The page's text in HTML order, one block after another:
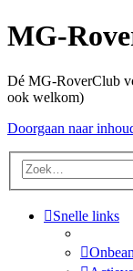
MG-
Dé MG-RoverClub
ook welkom)
Doorgaan naar
Snelle links